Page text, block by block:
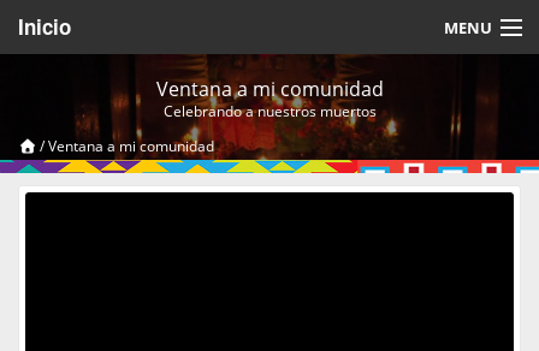
Inicio MENU
Videos Temáticos
Cerrar Sesión
Ventana a mi comunidad
Celebrando a nuestros muertos
/Ventana a mi comunidad